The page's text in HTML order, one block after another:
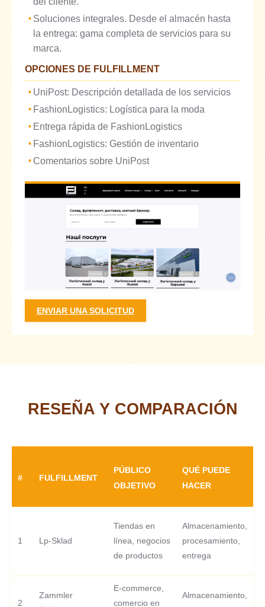
Soluciones integrales. Desde el almacén hasta
la entrega: gama completa de servicios para su
marca.
OPCIONES DE FULFILLMENT
UniPost: Descripción detallada de los servicios
FashionLogistics: Logística para la moda
Entrega rápida de FashionLogistics
FashionLogistics: Gestión de inventario
Comentarios sobre UniPost
ENVIAR UNA SOLICITUD
RESEÑA Y COMPARACIÓN
# FULFILLMENT
PÚBLICO
OBJETIVO
QUÉ PUEDE
HACER
1 Lp-Sklad
Tiendas en
línea, negocios
de productos
Almacenamiento,
procesamiento,
entrega
2
Zammler
E-commerce,
comercio en
Almacenamiento,